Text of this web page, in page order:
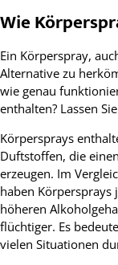
Wie
Ein Körperspray,
Alternative zu
wie genau
enthalten? Lassen
Körpersprays
Duftstoffen, die
erzeugen. Im
haben
höheren
flüchtiger. Es
vielen Situationen